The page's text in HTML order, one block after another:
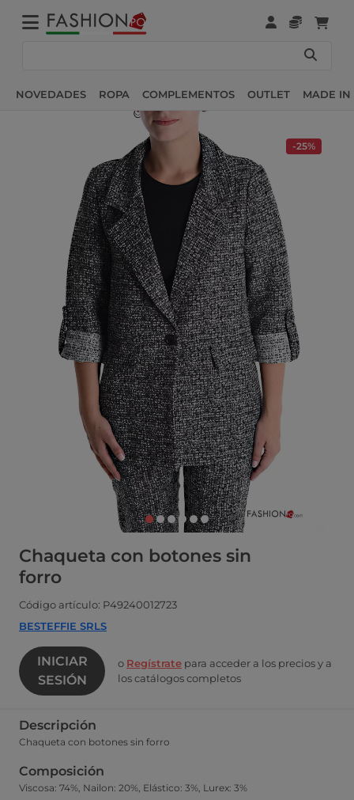
NOVEDADES ROPA COMPLEMENTOS OUTLET MADE IN
-25%
Chaqueta con botones sin
forro
Código artículo: P49240012723
BESTEFFIE SRLS
INICIAR
SESIÓN
o Regístrate para acceder a los precios y a
los catálogos completos
Descripción
Chaqueta con botones sin forro
Composición
Viscosa: 74%, Nailon: 20%, Elástico: 3%, Lurex: 3%